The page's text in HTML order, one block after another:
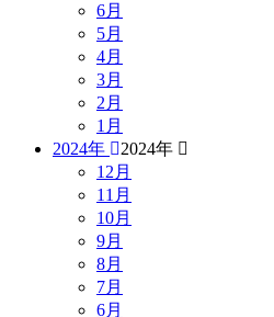
6月
5月
4月
3月
2月
1月
2024年
2024年
12月
11月
10月
9月
8月
7月
6月